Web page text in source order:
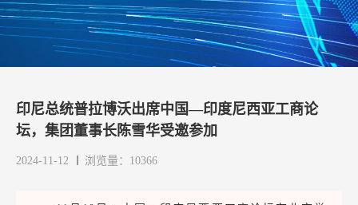
印尼总统普拉博沃出席中国—印度尼西亚工商论
坛，集团董事长陈雪华受邀参加
2024-11-12 浏览量：10366